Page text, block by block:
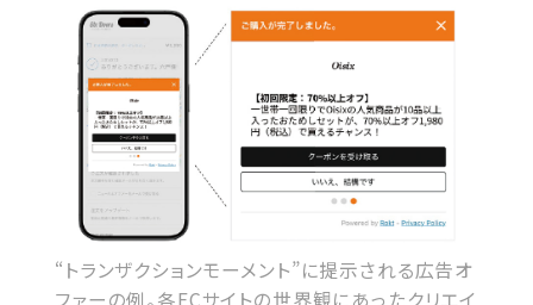
“トランザクションモーメント”に提示される広告オ
ファーの例。各ECサイトの世界観にあったクリエイ